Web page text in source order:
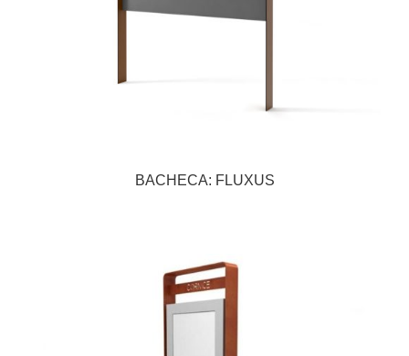
BACHECA: FLUXUS